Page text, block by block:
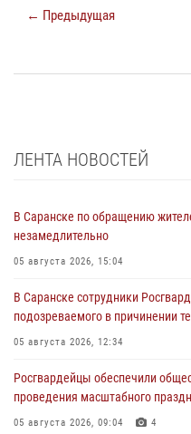
← Предыдущая
ЛЕНТА НОВОСТЕЙ
В Саранске по обращению
незамедлительно
05 августа 2026, 15:04
В Саранске сотрудники
подозреваемого в причинении
05 августа 2026, 12:34
Росгвардейцы обеспечили
проведения масштабного
05 августа 2026, 09:04 4